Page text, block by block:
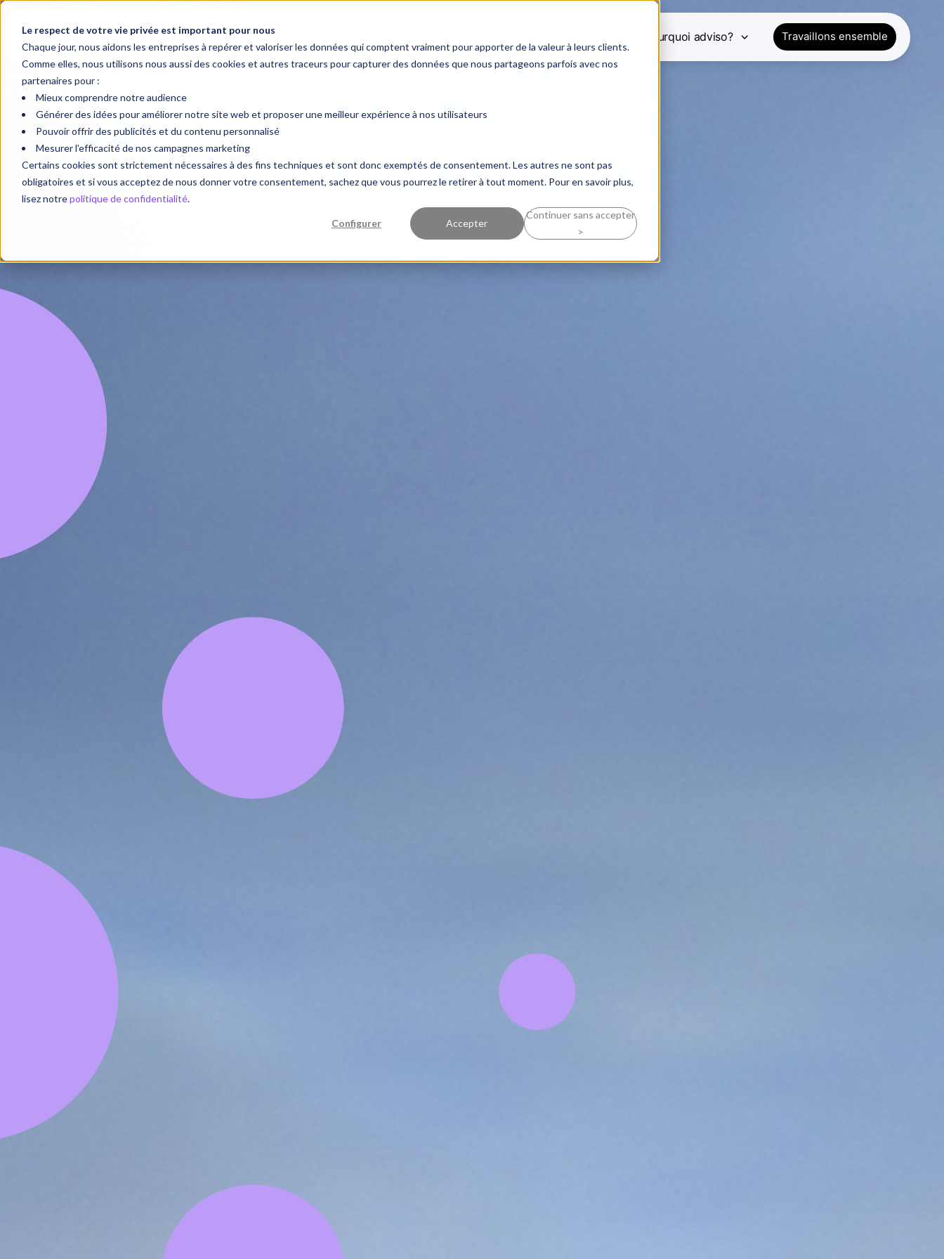
Le respect de votre vie privée est important pour nous
Chaque jour, nous aidons les entreprises à repérer et valoriser les données qui comptent vraiment pour apporter de la valeur à leurs clients.
Comme elles, nous utilisons nous aussi des cookies et autres traceurs pour capturer des données que nous partageons parfois avec nos
partenaires pour :
Mieux comprendre notre audience
Générer des idées pour améliorer notre site web et proposer une meilleur expérience à nos utilisateurs
Pouvoir offrir des publicités et du contenu personnalisé
Mesurer l'efficacité de nos campagnes marketing
Certains cookies sont strictement nécessaires à des fins techniques et sont donc exemptés de consentement. Les autres ne sont pas
obligatoires et si vous acceptez de nous donner votre consentement, sachez que vous pourrez le retirer à tout moment. Pour en savoir plus,
lisez notrepolitique de confidentialité.
Configurer Accepter
Continuer sans accepter
>
Vos objectifs Nos expertises Pourquoi adviso? Travaillons ensemble